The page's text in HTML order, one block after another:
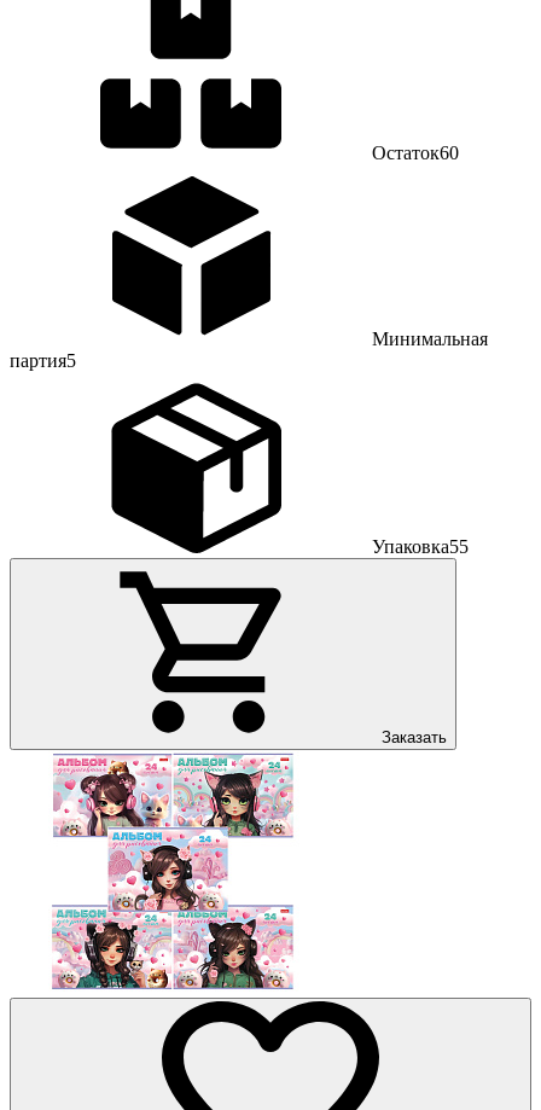
Остаток60
Минимальная
партия5
Упаковка55
Заказать